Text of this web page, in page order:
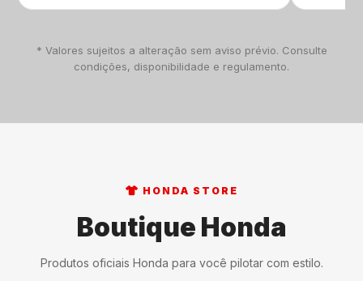
* Valores sujeitos a alteração sem aviso prévio. Consulte
condições, disponibilidade e regulamento.
HONDA STORE
Boutique Honda
Produtos oficiais Honda para você pilotar com estilo.